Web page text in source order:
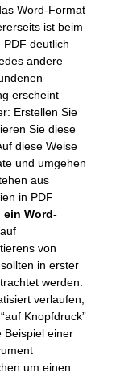
Word-Format
ist beim
deutlich
andere
erscheint
Erstellen Sie
Sie diese
diese Weise
und umgehen
aus
in PDF
ein Word-
von
in erster
werden.
verlaufen,
Knopfdruck”
Beispiel einer
um einen